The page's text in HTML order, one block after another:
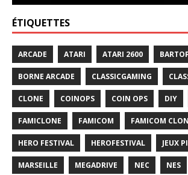
ÉTIQUETTES
ARCADE ATARI ATARI 2600
BORNE ARCADE CLASSICGAMING
CLONE COINOPS COIN OPS DIY
FAMICLONE FAMICOM FAMICOM
HERO FESTIVAL HEROFESTIVAL JEUX
MARSEILLE MEGADRIVE NEC NES